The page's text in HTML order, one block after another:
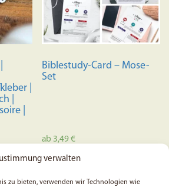
verwalten
zu bieten, verwenden wir Technologien wie
|
|
|
Biblestudy-Card – Mose-
Set
ab 3,49€